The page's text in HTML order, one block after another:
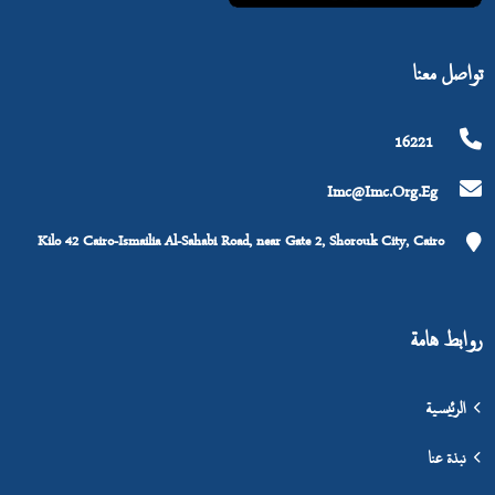
تواصل معنا
16221
Imc@imc.org.eg
Kilo 42 Cairo-Ismailia Al-Sahabi Road, near Gate 2, Shorouk City, Cairo
روابط هامة
الرئيسية
نبذة عنا